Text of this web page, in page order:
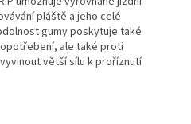
pláště a jeho celé
gumy poskytuje také
ale také proti
větší sílu k proříznutí